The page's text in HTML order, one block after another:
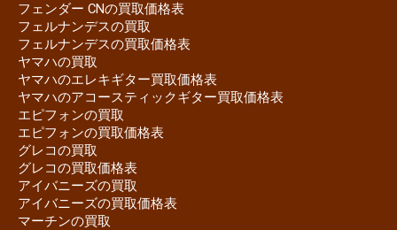
フェンダー CNの買取価格表
フェルナンデスの買取
フェルナンデスの買取価格表
ヤマハの買取
ヤマハのエレキギター買取価格表
ヤマハのアコースティックギター買取価格表
エピフォンの買取
エピフォンの買取価格表
グレコの買取
グレコの買取価格表
アイバニーズの買取
アイバニーズの買取価格表
マーチンの買取